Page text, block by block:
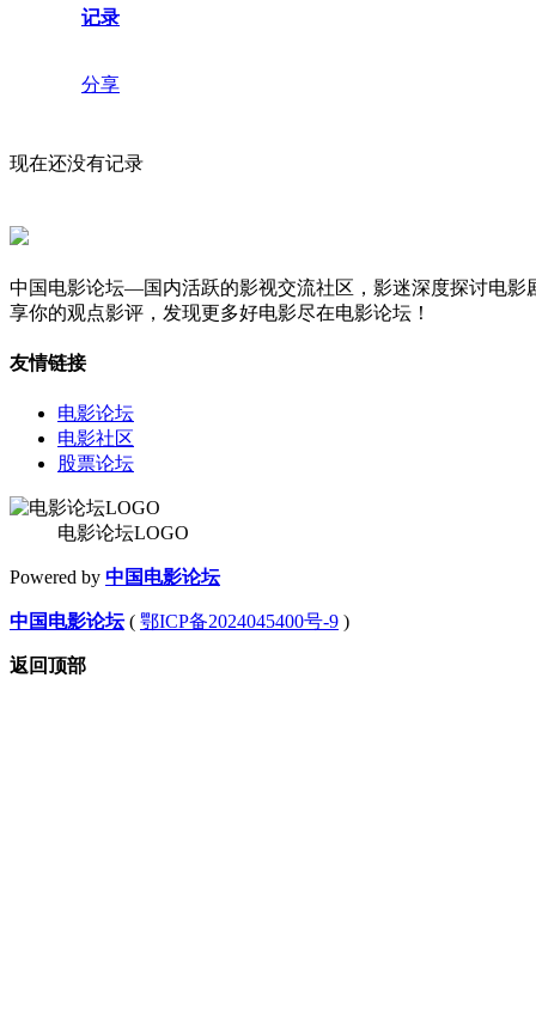
记录
分享
现在还没有记录
中国电影论坛—国内活跃的影视交流社区，影迷深度探讨电
享你的观点影评，发现更多好电影尽在电影论坛！
友情链接
电影论坛
电影社区
股票论坛
电影论坛LOGO
Powered by 中国电影论坛
中国电影论坛( 鄂ICP备2024045400号-9 )
返回顶部